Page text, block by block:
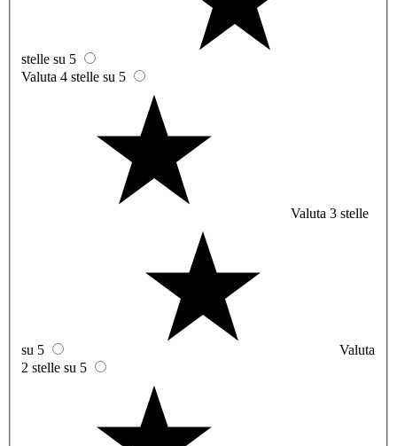
stelle su 5
Valuta 4 stelle su 5
Valuta 3 stelle
su 5
Valuta
2 stelle su 5